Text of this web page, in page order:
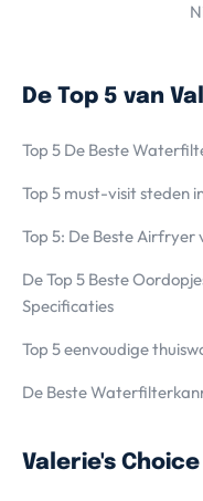
De Top 5 van
Top 5 De Beste
Top 5 must-visit steden
Top 5: De Beste Airfryer
De Top 5 Beste
Specificaties
Top 5 eenvoudige
De Beste
Valerie's Choice